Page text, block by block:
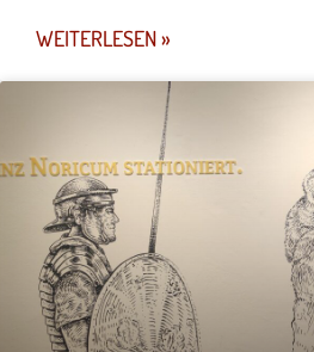
WEITERLESEN »